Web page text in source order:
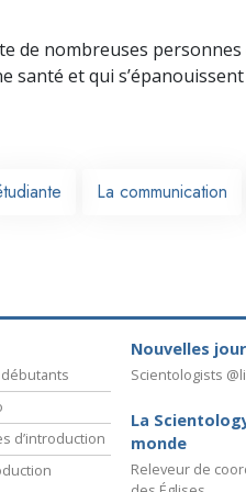
de nombreuses
santé et qui s’épanouissent
La communication
d’introduction
Nouvelles
Scientologists
La
monde
Releveur de